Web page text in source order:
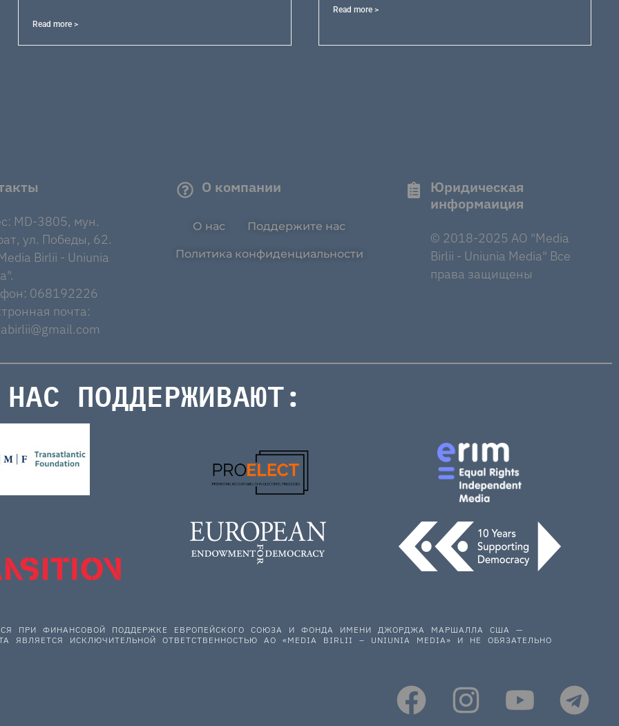
Read more >
Read more >
MD-3805, мун.
ул. Победы, 62.
Birlii - Uniunia
068192226
почта:
О компании
О нас Поддержите нас
Политика конфиденциальности
Юридическая
информаиция
© 2018-2025 AO "Media
Birlii - Uniunia Media" Все
права защищены
НАС ПОДДЕРЖИВАЮТ:
ПРИ ФИНАНСОВОЙ ПОДДЕРЖКЕ ЕВРОПЕЙСКОГО СОЮЗА И ФОНДА ИМЕНИ ДЖОРДЖА МАРШАЛЛА США —
ЯВЛЯЕТСЯ ИСКЛЮЧИТЕЛЬНОЙ ОТВЕТСТВЕННОСТЬЮ АО «MEDIA BIRLII – UNIUNIA MEDIA» И НЕ ОБЯЗАТЕЛЬНО